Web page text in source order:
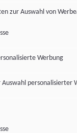
zur Auswahl von
Werbung
personalisierter